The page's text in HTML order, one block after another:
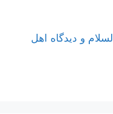
و دیدگاه اهل